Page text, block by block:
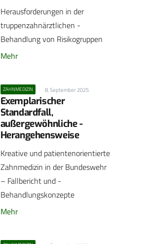
Herausforderungen in der
truppenzahnärztlichen ­
Behandlung von Risikogruppen
Mehr
ZAHNMEDIZIN 8. September 2025
Exemplarischer
Standardfall,
außergewöhnliche ­
Herangehensweise
Kreative und patientenorientierte
Zahnmedizin in der Bundeswehr
– Fallbericht und ­
Behandlungskonzepte
Mehr